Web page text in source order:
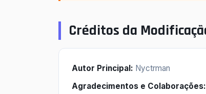
Créditos da
Autor Principal: Nyctrman
Agradecimentos e Colaborações: